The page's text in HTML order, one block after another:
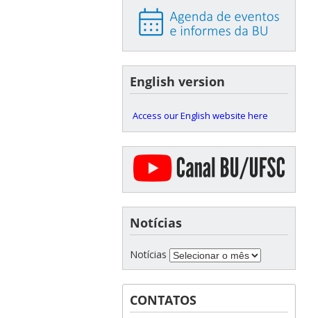
English version
Access our English website here
Notícias
Notícias
CONTATOS